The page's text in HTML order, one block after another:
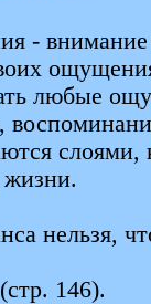
-
любые
жизни.
нельзя,
146).